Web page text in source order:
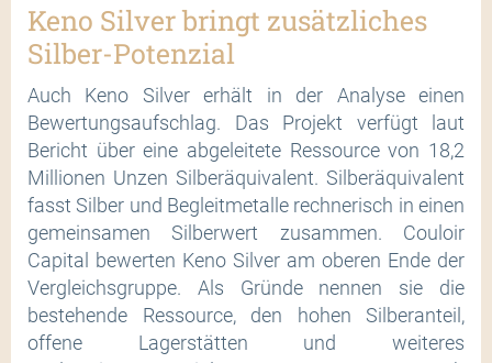
Keno Silver bringt zusätzliches
Silber-Potenzial
Auch Keno Silver erhält in der Analyse einen
Bewertungsaufschlag. Das Projekt verfügt laut
Bericht über eine abgeleitete Ressource von 18,2
Millionen Unzen Silberäquivalent. Silberäquivalent
fasst Silber und Begleitmetalle rechnerisch in einen
gemeinsamen Silberwert zusammen. Couloir
Capital bewerten Keno Silver am oberen Ende der
Vergleichsgruppe. Als Gründe nennen sie die
bestehende Ressource, den hohen Silberanteil,
offene Lagerstätten und weiteres